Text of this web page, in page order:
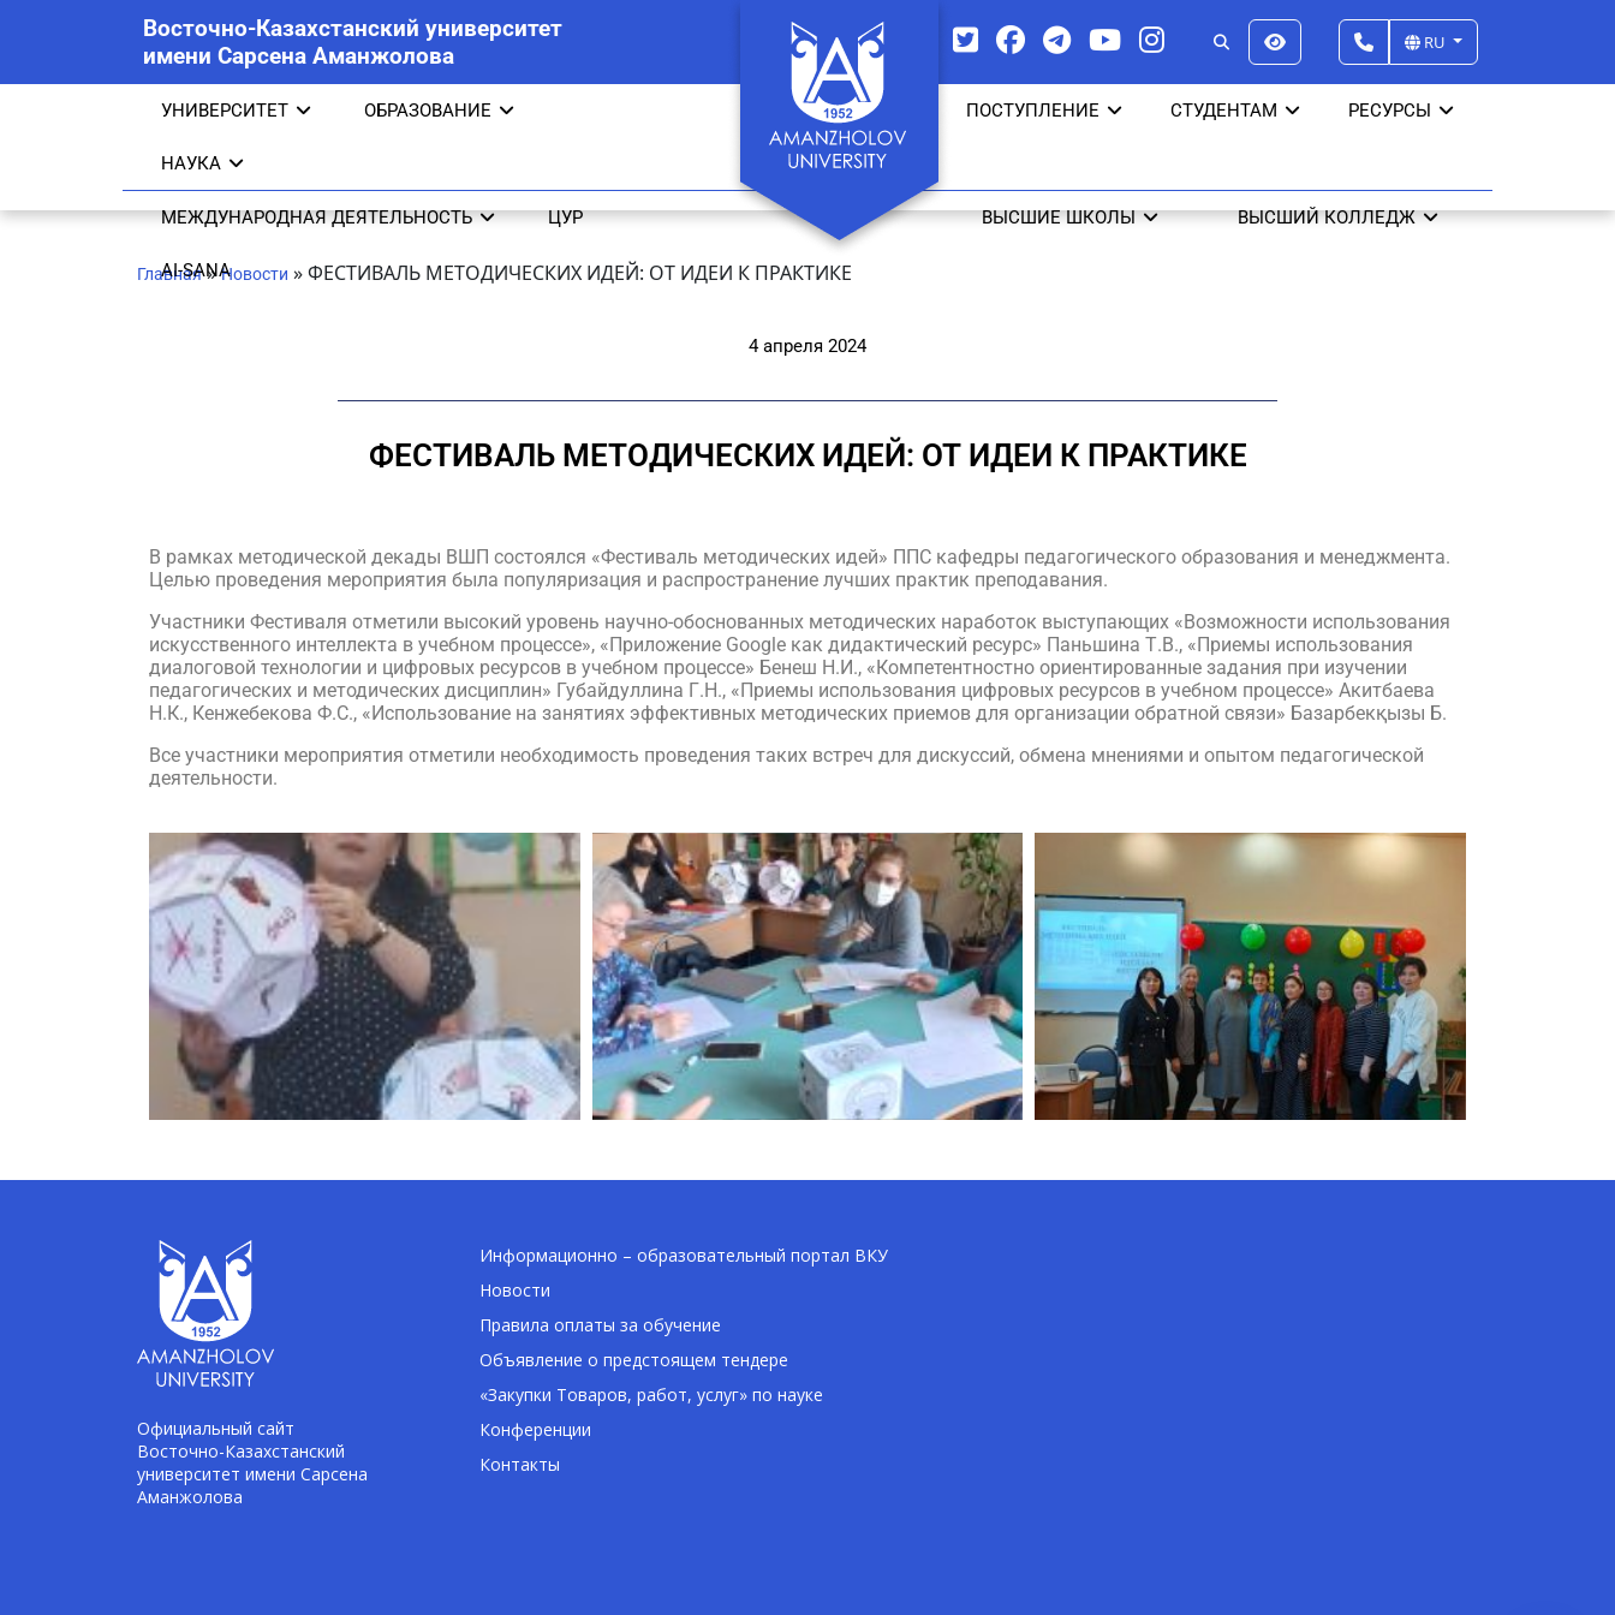
Восточно-Казахстанский университет
имени Сарсена Аманжолова
RU
УНИВЕРСИТЕТ ОБРАЗОВАНИЕ
НАУКА
ПОСТУПЛЕНИЕ СТУДЕНТАМ РЕСУРСЫ
МЕЖДУНАРОДНАЯ ДЕЯТЕЛЬНОСТЬ ЦУР
AI-SANA
ВЫСШИЕ ШКОЛЫ ВЫСШИЙ КОЛЛЕДЖ
Главная»Новости »ФЕСТИВАЛЬ МЕТОДИЧЕСКИХ ИДЕЙ: ОТ ИДЕИ К ПРАКТИКЕ
4 апреля 2024
ФЕСТИВАЛЬ МЕТОДИЧЕСКИХ ИДЕЙ: ОТ ИДЕИ К ПРАКТИКЕ
В рамках методической декады ВШП состоялся «Фестиваль методических идей» ППС кафедры педагогического образования и менеджмента.
Целью проведения мероприятия была популяризация и распространение лучших практик преподавания.
Участники Фестиваля отметили высокий уровень научно-обоснованных методических наработок выступающих «Возможности использования
искусственного интеллекта в учебном процессе», «Приложение Google как дидактический ресурс» Паньшина Т.В., «Приемы использования
диалоговой технологии и цифровых ресурсов в учебном процессе» Бенеш Н.И., «Компетентностно ориентированные задания при изучении
педагогических и методических дисциплин» Губайдуллина Г.Н., «Приемы использования цифровых ресурсов в учебном процессе» Акитбаева
Н.К., Кенжебекова Ф.С., «Использование на занятиях эффективных методических приемов для организации обратной связи» Базарбекқызы Б.
Все участники мероприятия отметили необходимость проведения таких встреч для дискуссий, обмена мнениями и опытом педагогической
деятельности.
Официальный сайт
Восточно-Казахстанский
университет имени Сарсена
Аманжолова
Информационно – образовательный портал ВКУ
Новости
Правила оплаты за обучение
Объявление о предстоящем тендере
«Закупки Товаров, работ, услуг» по науке
Конференции
Контакты
AI-Talapker